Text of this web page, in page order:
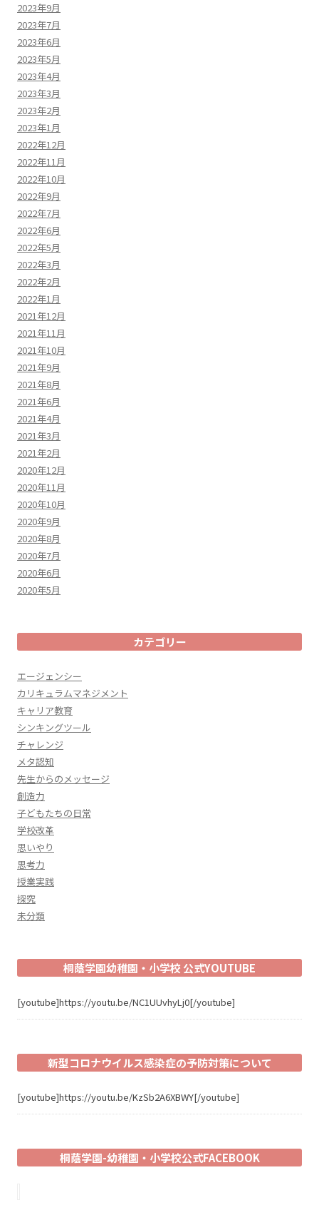
2023年9月
2023年7月
2023年6月
2023年5月
2023年4月
2023年3月
2023年2月
2023年1月
2022年12月
2022年11月
2022年10月
2022年9月
2022年7月
2022年6月
2022年5月
2022年3月
2022年2月
2022年1月
2021年12月
2021年11月
2021年10月
2021年9月
2021年8月
2021年6月
2021年4月
2021年3月
2021年2月
2020年12月
2020年11月
2020年10月
2020年9月
2020年8月
2020年7月
2020年6月
2020年5月
カテゴリー
エージェンシー
カリキュラムマネジメント
キャリア教育
シンキングツール
チャレンジ
メタ認知
先生からのメッセージ
創造力
子どもたちの日常
学校改革
思いやり
思考力
授業実践
探究
未分類
桐蔭学園幼稚園・小学校 公式YOUTUBE
[youtube]https://youtu.be/NC1UUvhyLj0[/youtube]
新型コロナウイルス感染症の予防対策について
[youtube]https://youtu.be/KzSb2A6XBWY[/youtube]
桐蔭学園-幼稚園・小学校公式FACEBOOK